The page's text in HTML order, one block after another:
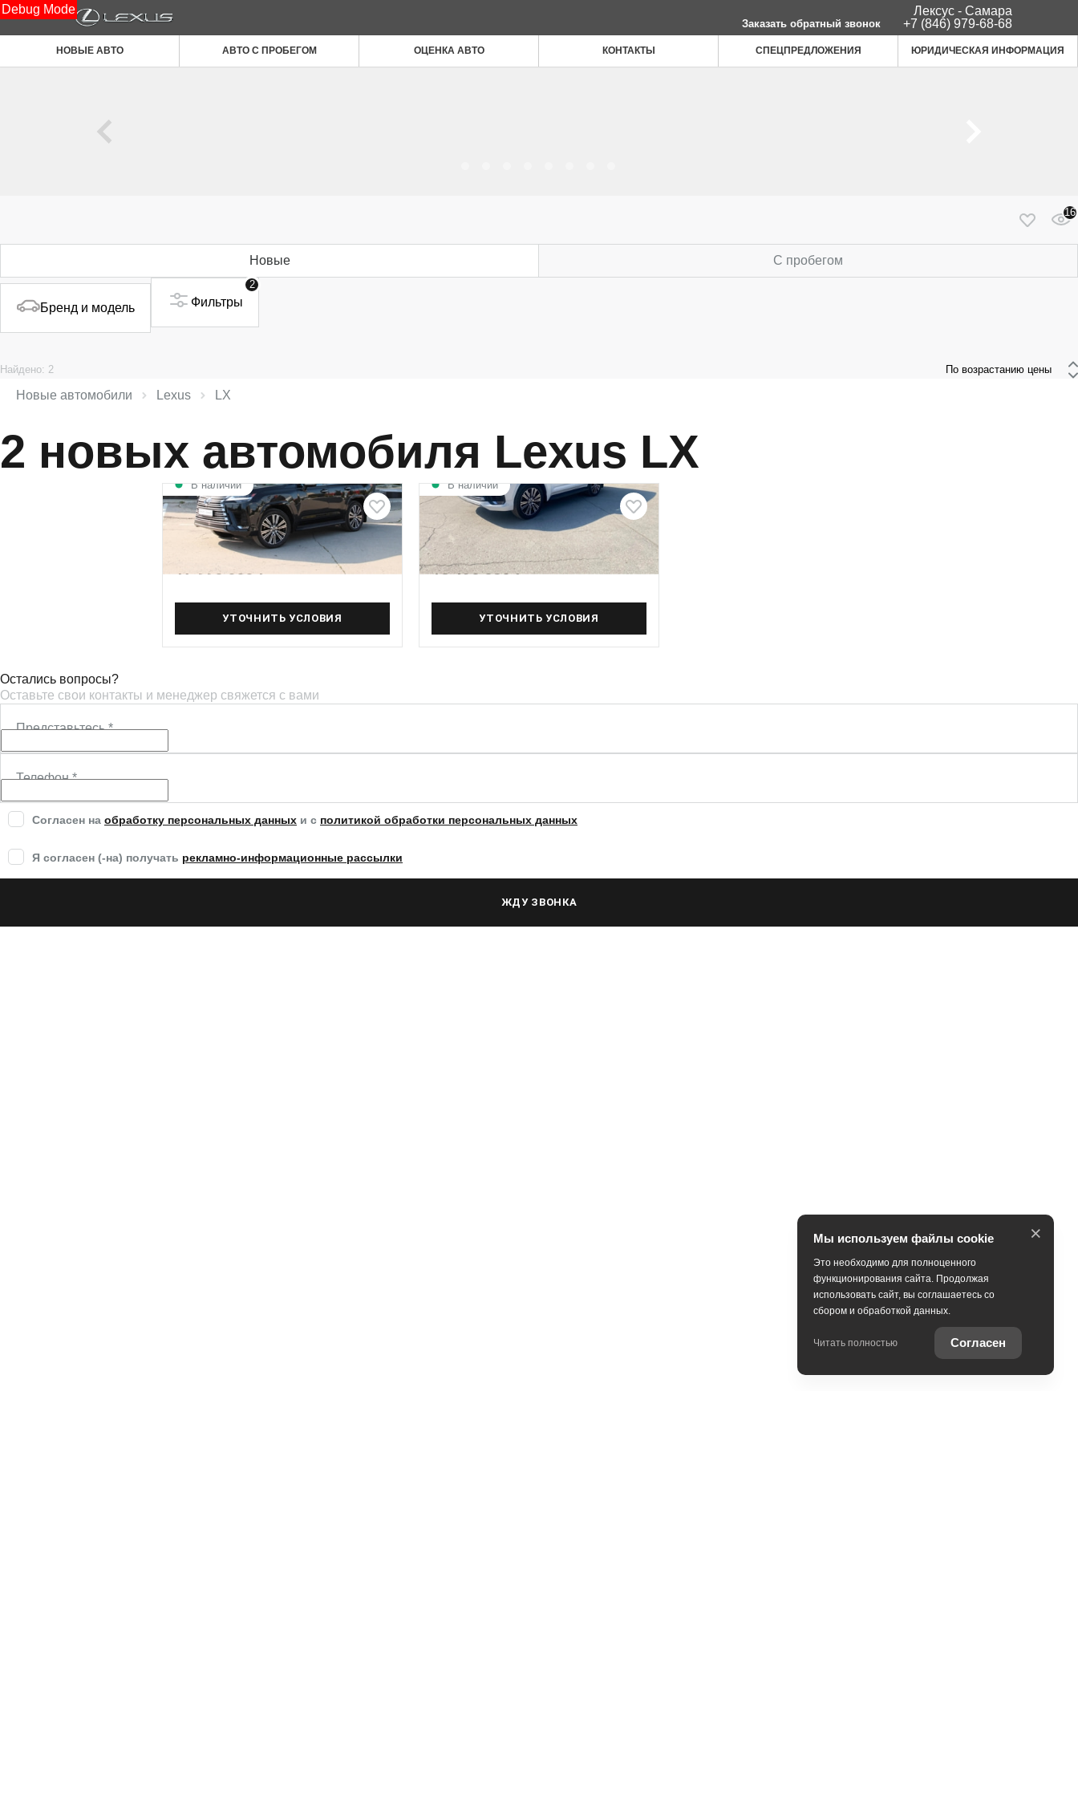
Debug Mode
Заказать обратный звонок
Лексус - Самара
+7 (846) 979-68-68
НОВЫЕ АВТО АВТО С ПРОБЕГОМ ОЦЕНКА АВТО КОНТАКТЫ СПЕЦПРЕДЛОЖЕНИЯ ЮРИДИЧЕСКАЯ ИНФОРМАЦИЯ
16
Новые С пробегом
Бренд и модель
2
Фильтры
Найдено: 2
Новые автомобили Lexus LX
2 новых автомобиля Lexus LX
В наличии
Lexus LX Luxury
3.4 л (299 л.с.), АКПП-10, дизель,
Полный (4WD) привод
17 990 000 ₽
УТОЧНИТЬ УСЛОВИЯ
В наличии
Lexus LX Luxury
3.4 л (299 л.с.), АКПП-10, дизель,
Полный (4WD) привод
18 490 000 ₽
УТОЧНИТЬ УСЛОВИЯ
Остались вопросы?
Оставьте свои контакты и менеджер свяжется с вами
Представьтесь*
Телефон*
Согласен на обработку персональных данных и c политикой обработки персональных данных
Я согласен (-на) получать рекламно-информационные рассылки
ЖДУ ЗВОНКА
Мы используем файлы cookie
Это необходимо для полноценного
функционирования сайта. Продолжая
использовать сайт, вы соглашаетесь со
сбором и обработкой данных.
Читать полностью Согласен
×